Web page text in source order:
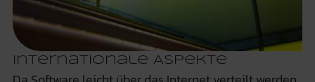
Internationale Aspekte